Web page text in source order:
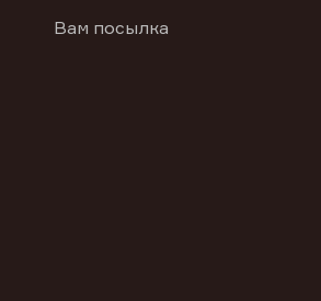
Вам посылка